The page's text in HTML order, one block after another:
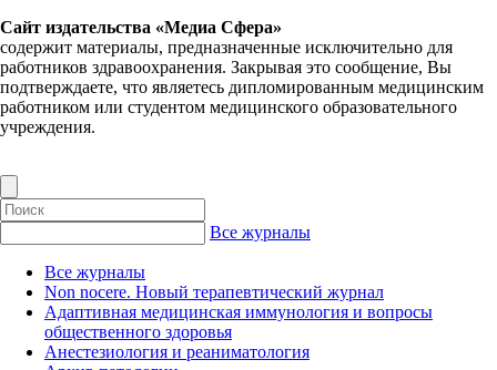
Сайт издательства «Медиа Сфера»
содержит материалы, предназначенные исключительно для
работников здравоохранения. Закрывая это сообщение, Вы
подтверждаете, что являетесь дипломированным медицинским
работником или студентом медицинского образовательного
учреждения.
Все журналы
Все журналы
Non nocere. Новый терапевтический журнал
Адаптивная медицинская иммунология и вопросы
общественного здоровья
Анестезиология и реаниматология